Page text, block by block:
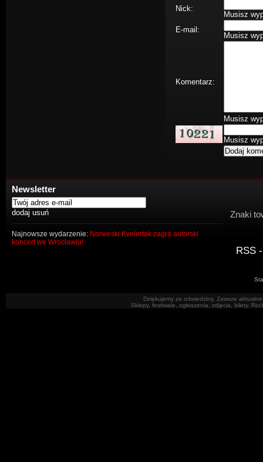
Nick:
Musisz
E-mail:
Musisz
Komentarz:
Musisz
Musisz
Newsletter
Najnowsze wydarzenie: Norweski Kvelertak zagra autorski
koncert we Wrocławiu!
Znaki
RSS
Dziękujemy za odwiedziny. Zawsze
Sklepy, festiwale, ogłoszenia, zdjęcia, bilety.